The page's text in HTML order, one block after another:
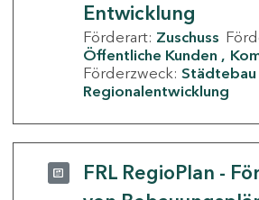
Entwicklung
Förderart: Zuschuss
Öffentliche Kunden
Förderzweck: Städtebau
Regionalentwicklung
FRL RegioPlan -